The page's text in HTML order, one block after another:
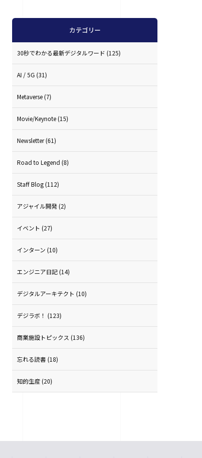
カテゴリー
30秒でわかる最新デジタルワード (125)
AI / 5G (31)
Metaverse(7)
Movie/Keynote(15)
Newsletter(61)
Road to Legend (8)
Staff Blog(112)
アジャイル開発(2)
イベント (27)
インターン (10)
エンジニア日記(14)
デジタルアーキテクト (10)
デジラボ！ (123)
商業施設トピックス (136)
忘れる読書(18)
知的生産(20)